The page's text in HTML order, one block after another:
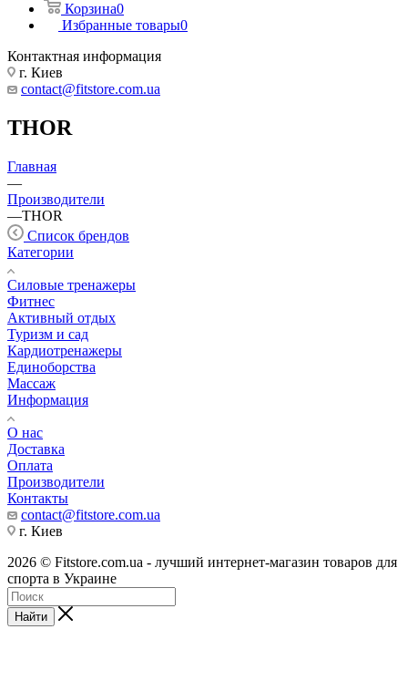
Корзина0
Избранные товары0
Контактная информация
г. Киев
contact@fitstore.com.ua
THOR
Главная
—
Производители
—THOR
Список брендов
Категории
Силовые тренажеры
Фитнес
Активный отдых
Туризм и сад
Кардиотренажеры
Единоборства
Массаж
Информация
О нас
Доставка
Оплата
Производители
Контакты
contact@fitstore.com.ua
г. Киев
2026 © Fitstore.com.ua - лучший интернет-магазин товаров для
спорта в Украине
Найти